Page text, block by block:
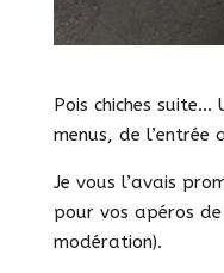
Pois chiches suite…
menus, de l’entrée
Je vous l’avais
pour vos apéros de
modération).